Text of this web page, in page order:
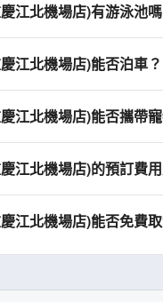
江北機場店)有游泳池
江北機場店)能否泊車？
江北機場店)能否攜帶
江北機場店)的預訂費
江北機場店)能否免費